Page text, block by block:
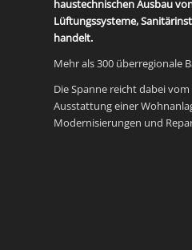
haustechnischen Ausbau
Lüftungssysteme,
handelt.
Mehr als 300 überregionale
Die Spanne reicht dabei
Ausstattung einer
Modernisierungen und